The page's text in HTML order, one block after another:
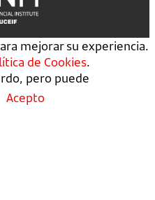
mejorar su experiencia.
de Cookies.
pero puede
Acepto